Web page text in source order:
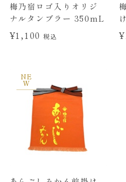
梅乃宿ロゴ入りオリジ
ナルタンブラー 350mL
¥1,100税込
NE
W